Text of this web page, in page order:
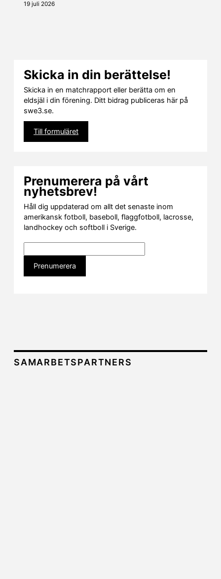
19 juli 2026
Skicka in din berättelse!
Skicka in en matchrapport eller berätta om en
eldsjäl i din förening. Ditt bidrag publiceras här på
swe3.se.
Till formuläret
Prenumerera på vårt
nyhetsbrev!
Håll dig uppdaterad om allt det senaste inom
amerikansk fotboll, baseboll, flaggfotboll, lacrosse,
landhockey och softboll i Sverige.
SAMARBETSPARTNERS